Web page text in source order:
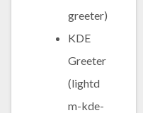
greeter)
KDE
Greeter
(lightd
m-kde-